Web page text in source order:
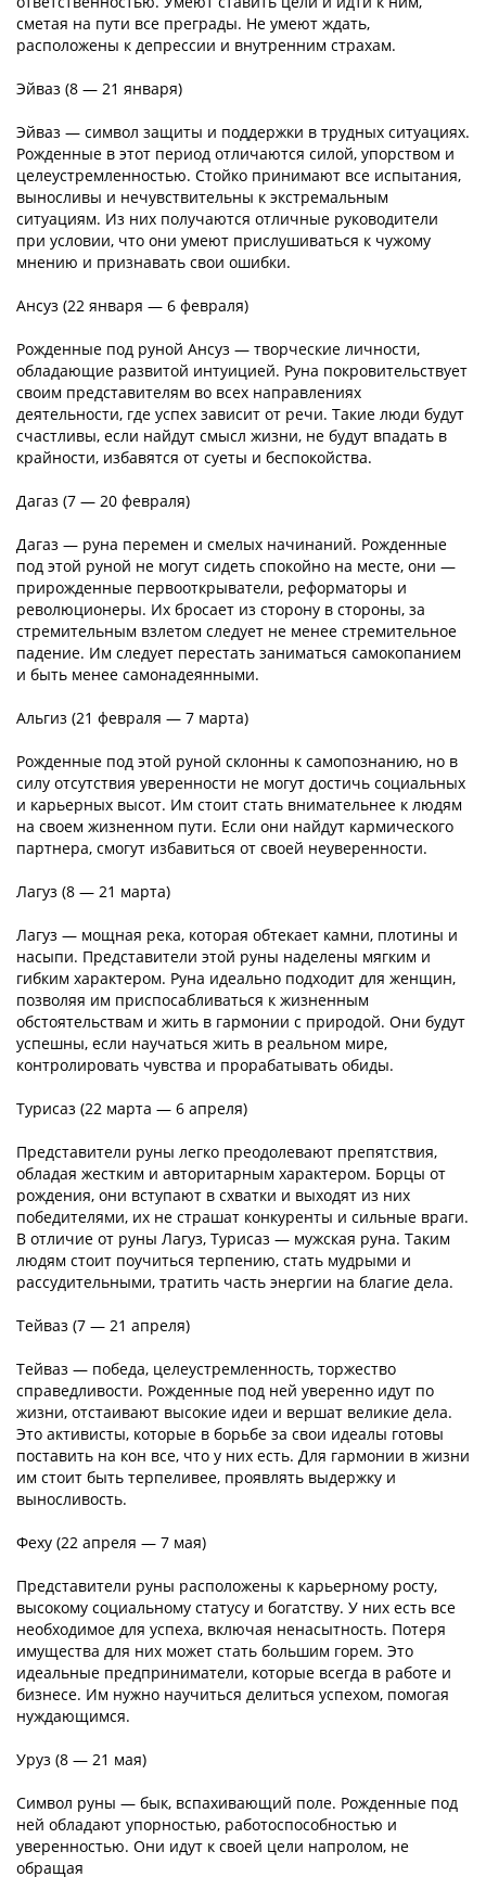
сметая на пути все преграды. Не умеют ждать,
расположены к депрессии и внутренним страхам.
Эйваз (8 — 21 января)
Эйваз — символ защиты и поддержки в трудных ситуациях.
Рожденные в этот период отличаются силой, упорством и
целеустремленностью. Стойко принимают все испытания,
выносливы и нечувствительны к экстремальным
ситуациям. Из них получаются отличные руководители
при условии, что они умеют прислушиваться к чужому
мнению и признавать свои ошибки.
Ансуз (22 января — 6 февраля)
Рожденные под руной Ансуз — творческие личности,
обладающие развитой интуицией. Руна покровительствует
своим представителям во всех направлениях
деятельности, где успех зависит от речи. Такие люди будут
счастливы, если найдут смысл жизни, не будут впадать в
крайности, избавятся от суеты и беспокойства.
Дагаз (7 — 20 февраля)
Дагаз — руна перемен и смелых начинаний. Рожденные
под этой руной не могут сидеть спокойно на месте, они —
прирожденные первооткрыватели, реформаторы и
революционеры. Их бросает из сторону в стороны, за
стремительным взлетом следует не менее стремительное
падение. Им следует перестать заниматься самокопанием
и быть менее самонадеянными.
Альгиз (21 февраля — 7 марта)
Рожденные под этой руной склонны к самопознанию, но в
силу отсутствия уверенности не могут достичь социальных
и карьерных высот. Им стоит стать внимательнее к людям
на своем жизненном пути. Если они найдут кармического
партнера, смогут избавиться от своей неуверенности.
Лагуз (8 — 21 марта)
Лагуз — мощная река, которая обтекает камни, плотины и
насыпи. Представители этой руны наделены мягким и
гибким характером. Руна идеально подходит для женщин,
позволяя им приспосабливаться к жизненным
обстоятельствам и жить в гармонии с природой. Они будут
успешны, если научаться жить в реальном мире,
контролировать чувства и прорабатывать обиды.
Турисаз (22 марта — 6 апреля)
Представители руны легко преодолевают препятствия,
обладая жестким и авторитарным характером. Борцы от
рождения, они вступают в схватки и выходят из них
победителями, их не страшат конкуренты и сильные враги.
В отличие от руны Лагуз, Турисаз — мужская руна. Таким
людям стоит поучиться терпению, стать мудрыми и
рассудительными, тратить часть энергии на благие дела.
Тейваз (7 — 21 апреля)
Тейваз — победа, целеустремленность, торжество
справедливости. Рожденные под ней уверенно идут по
жизни, отстаивают высокие идеи и вершат великие дела.
Это активисты, которые в борьбе за свои идеалы готовы
поставить на кон все, что у них есть. Для гармонии в жизни
им стоит быть терпеливее, проявлять выдержку и
выносливость.
Феху (22 апреля — 7 мая)
Представители руны расположены к карьерному росту,
высокому социальному статусу и богатству. У них есть все
необходимое для успеха, включая ненасытность. Потеря
имущества для них может стать большим горем. Это
идеальные предприниматели, которые всегда в работе и
бизнесе. Им нужно научиться делиться успехом, помогая
нуждающимся.
Уруз (8 — 21 мая)
Символ руны — бык, вспахивающий поле. Рожденные под
ней обладают упорностью, работоспособностью и
уверенностью. Они идут к своей цели напролом, не
обращая